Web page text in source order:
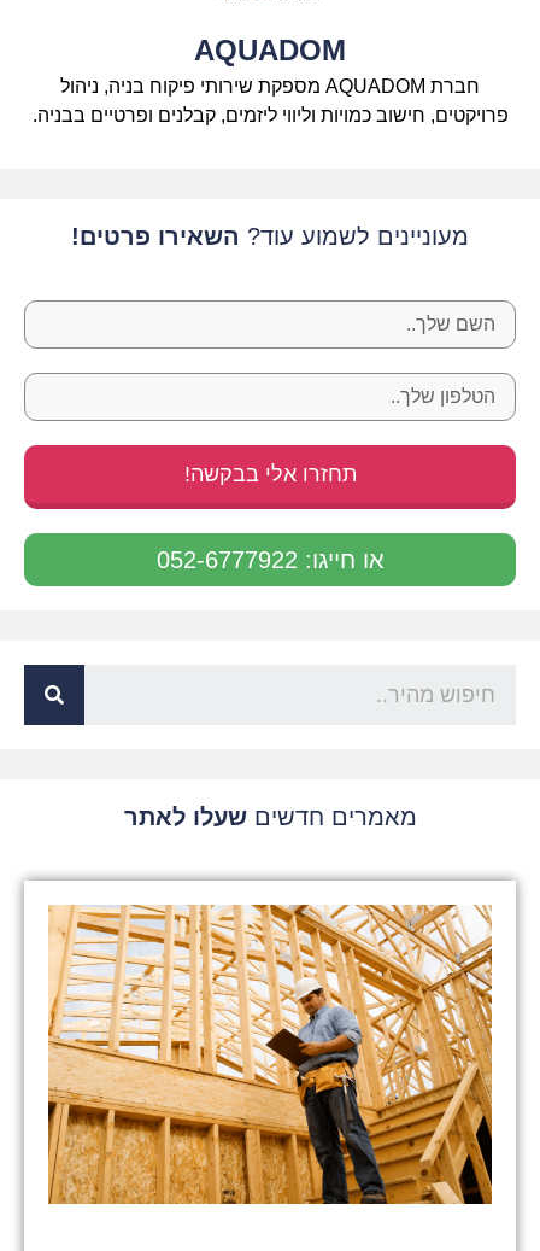
AQUADOM
חברת AQUADOM מספקת שירותי פיקוח בניה, ניהול
פרויקטים, חישוב כמויות וליווי ליזמים, קבלנים ופרטיים בבניה.
מעוניינים לשמוע עוד? השאירו פרטים!
תחזרו אלי בבקשה!
או חייגו: 052-6777922
מאמרים חדשיםשעלו לאתר